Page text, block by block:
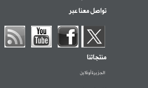
تواصل معنا عبر
منتجاتنا
الجزيرة أونلاين